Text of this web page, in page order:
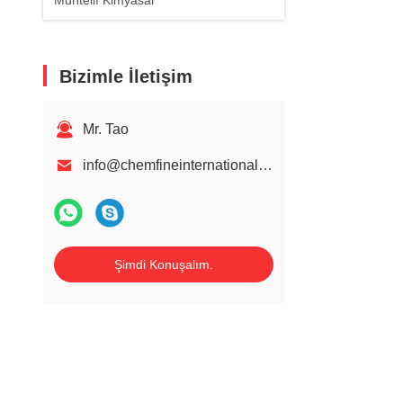
Bizimle İletişim
Mr. Tao
info@chemfineinternational.com
Şimdi Konuşalım.